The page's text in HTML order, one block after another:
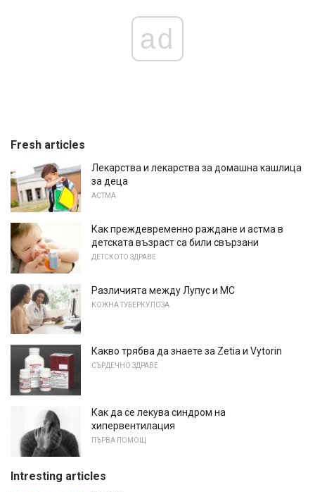
ad
Fresh articles
Лекарства и лекарства за домашна кашлица
за деца
АСТМА
Как преждевременно раждане и астма в
детската възраст са били свързани
ДЕТСКОТО ЗДРАВЕ
Различията между Лупус и МС
КОЖНА ТУБЕРКУЛОЗА
Какво трябва да знаете за Zetia и Vytorin
СЪРДЕЧНО ЗДРАВЕ
Как да се лекува синдром на
хипервентилация
ПЪРВА ПОМОЩ
Intresting articles